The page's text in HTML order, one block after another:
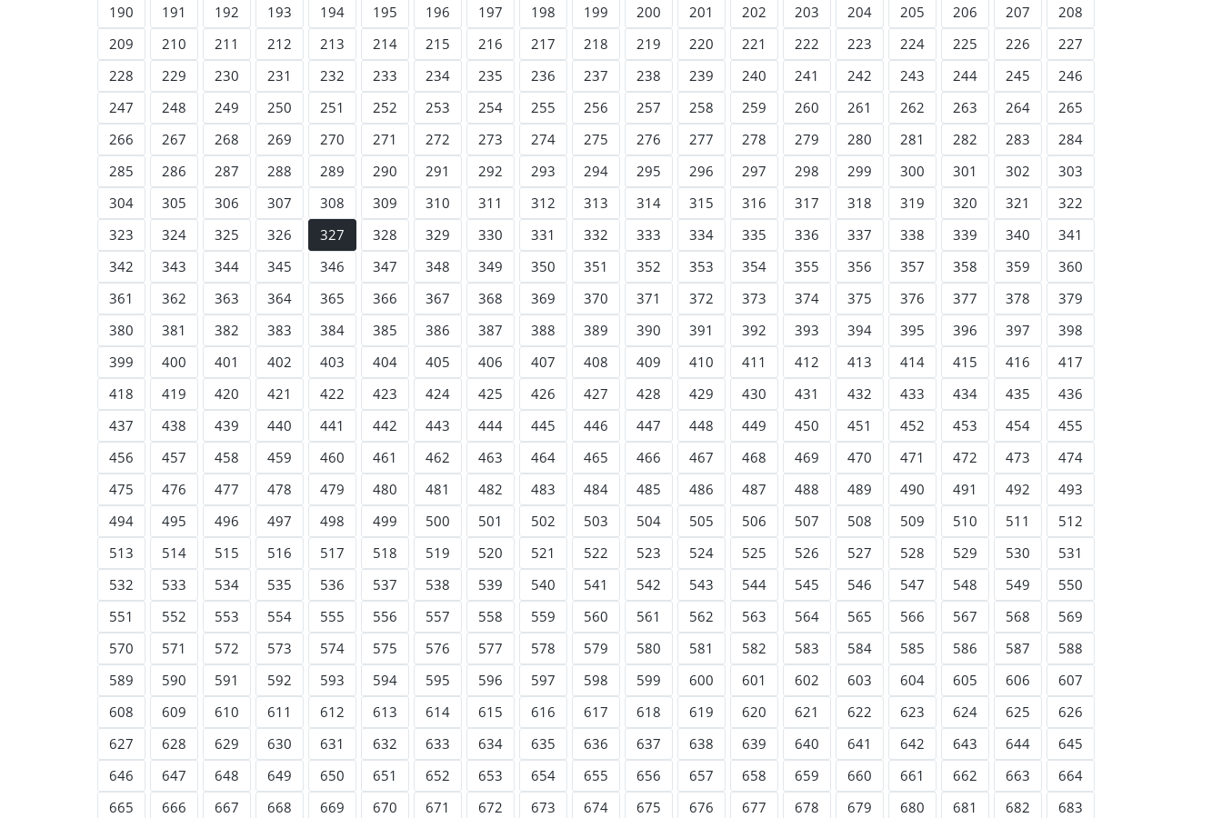
190 191 192 193 194 195 196 197 198 199 200 201 202 203 204 205 206 207
208
209
210 211 212 213 214 215 216 217 218 219 220 221 222 223 224 225 226
227
228
229 230 231 232 233 234 235 236 237 238 239 240 241 242 243 244 245
246
247
248 249 250 251 252 253 254 255 256 257 258 259 260 261 262 263 264
265
266
267 268 269 270 271 272 273 274 275 276 277 278 279 280 281 282 283
284
285
286 287 288 289 290 291 292 293 294 295 296 297 298 299 300 301 302
303
304
305 306 307 308 309 310 311 312 313 314 315 316 317 318 319 320 321
322
323
324 325 326 327 328 329 330 331 332 333 334 335 336 337 338 339 340
341
342
343 344 345 346 347 348 349 350 351 352 353 354 355 356 357 358 359
360
361
362 363 364 365 366 367 368 369 370 371 372 373 374 375 376 377 378
379
380
381 382 383 384 385 386 387 388 389 390 391 392 393 394 395 396 397
398
399
400 401 402 403 404 405 406 407 408 409 410 411 412 413 414 415 416
417
418
419 420 421 422 423 424 425 426 427 428 429 430 431 432 433 434 435
436
437
438 439 440 441 442 443 444 445 446 447 448 449 450 451 452 453 454
455
456
457 458 459 460 461 462 463 464 465 466 467 468 469 470 471 472 473
474
475
476 477 478 479 480 481 482 483 484 485 486 487 488 489 490 491 492
493
494
495 496 497 498 499 500 501 502 503 504 505 506 507 508 509 510 511
512
513
514 515 516 517 518 519 520 521 522 523 524 525 526 527 528 529 530
531
532
533 534 535 536 537 538 539 540 541 542 543 544 545 546 547 548 549
550
551
552 553 554 555 556 557 558 559 560 561 562 563 564 565 566 567 568
569
570
571 572 573 574 575 576 577 578 579 580 581 582 583 584 585 586 587
588
589
590 591 592 593 594 595 596 597 598 599 600 601 602 603 604 605 606
607
608
609 610 611 612 613 614 615 616 617 618 619 620 621 622 623 624 625
626
627
628 629 630 631 632 633 634 635 636 637 638 639 640 641 642 643 644
645
646
647 648 649 650 651 652 653 654 655 656 657 658 659 660 661 662 663
664
665
666 667 668 669 670 671 672 673 674 675 676 677 678 679 680 681 682
683